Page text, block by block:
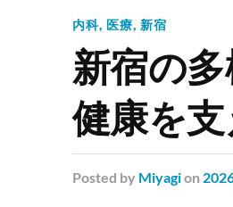
内科, 医療, 新宿
新宿の
健康を
Posted by Miyagion